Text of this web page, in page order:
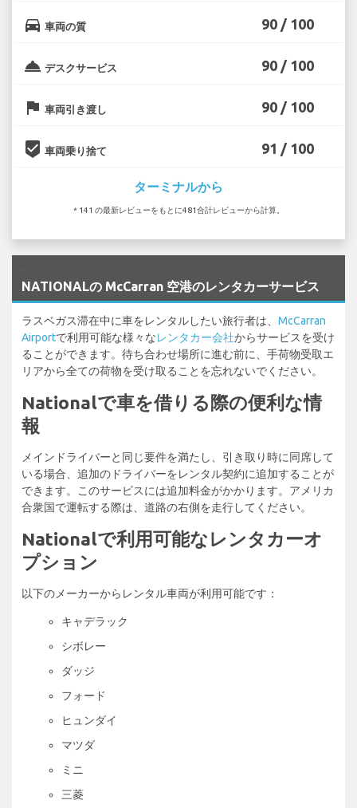
directions_car 車両の質 90 / 100
room_service デスクサービス 90 / 100
flag 車両引き渡し 90 / 100
beenhere 車両乗り捨て 91 / 100
ターミナルから
* 141 の最新レビューをもとに481合計レビューから計算。
NATIONALの McCarran 空港のレンタカーサービス
ラスベガス滞在中に車をレンタルしたい旅行者は、 McCarran
Airportで利用可能な様々なレンタカー会社からサービスを受け
ることができます。待ち合わせ場所に進む前に、手荷物受取エ
リアから全ての荷物を受け取ることを忘れないでください。
Nationalで車を借りる際の便利な情
報
メインドライバーと同じ要件を満たし、引き取り時に同席して
いる場合、追加のドライバーをレンタル契約に追加することが
できます。このサービスには追加料金がかかります。アメリカ
合衆国で運転する際は、道路の右側を走行してください。
Nationalで利用可能なレンタカーオ
プション
以下のメーカーからレンタル車両が利用可能です：
キャデラック
シボレー
ダッジ
フォード
ヒュンダイ
マツダ
ミニ
三菱